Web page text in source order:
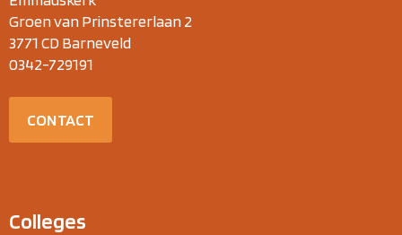
Groen van Prinstererlaan 2
3771 CD Barneveld
0342-729191
CONTACT
Colleges